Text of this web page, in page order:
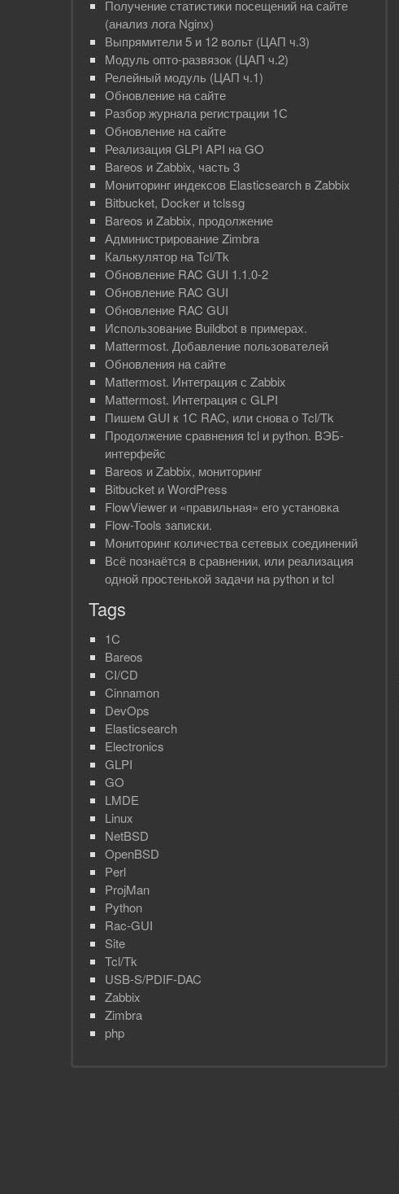
Получение статистики посещений на сайте
(анализ лога Nginx)
Выпрямители 5 и 12 вольт (ЦАП ч.3)
Mодуль опто-развязок (ЦАП ч.2)
Релейный модуль (ЦАП ч.1)
Обновление на сайте
Разбор журнала регистрации 1С
Обновление на сайте
Реализация GLPI API на GO
Bareos и Zabbix, часть 3
Мониторинг индексов Elasticsearch в Zabbix
Bitbucket, Docker и tclssg
Bareos и Zabbix, продолжение
Администрирование Zimbra
Калькулятор на Tcl/Tk
Обновление RAC GUI 1.1.0-2
Обновление RAC GUI
Обновление RAC GUI
Использование Buildbot в примерах.
Mattermost. Добавление пользователей
Обновления на сайте
Mattermost. Интеграция с Zabbix
Mattermost. Интеграция с GLPI
Пишем GUI к 1С RAC, или снова о Tcl/Tk
Продолжение сравнения tcl и python. ВЭБ-
интерфейс
Bareos и Zabbix, мониторинг
Bitbucket и WordPress
FlowViewer и «правильная» его установка
Flow-Tools записки.
Мониторинг количества сетевых соединений
Всё познаётся в сравнении, или реализация
одной простенькой задачи на python и tcl
Tags
1C
Bareos
CI/CD
Cinnamon
DevOps
Elasticsearch
Electronics
GLPI
GO
LMDE
Linux
NetBSD
OpenBSD
Perl
ProjMan
Python
Rac-GUI
Site
Tcl/Tk
USB-S/PDIF-DAC
Zabbix
Zimbra
php